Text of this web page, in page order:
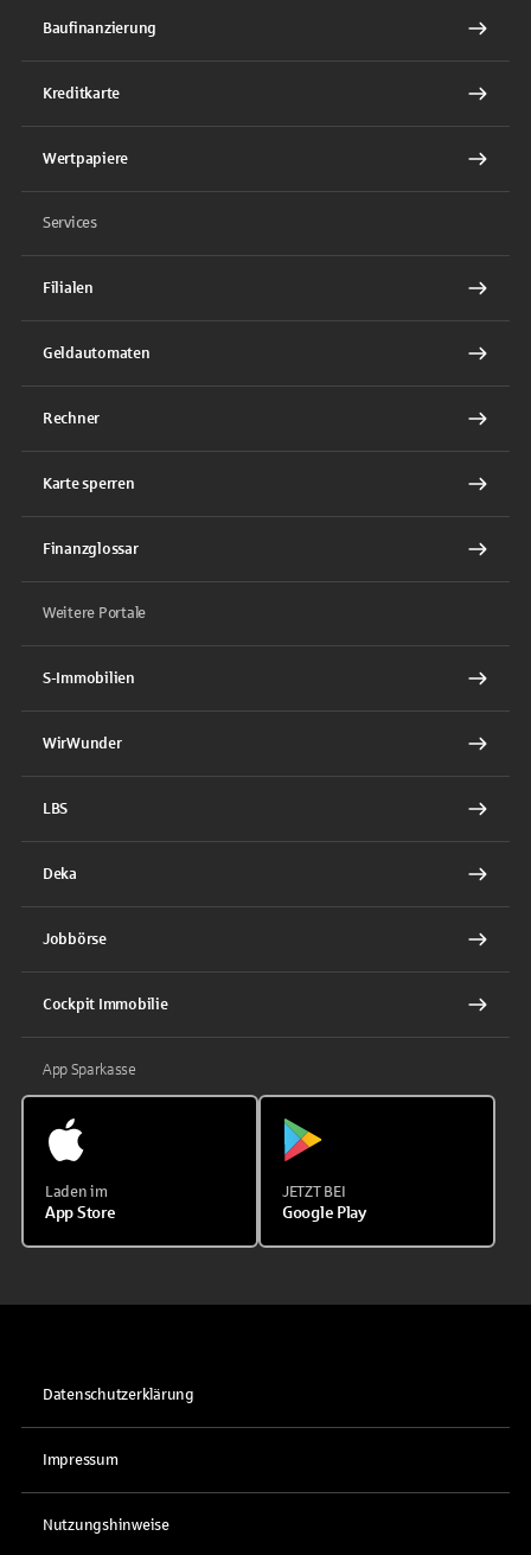
Baufinanzierung
Kreditkarte
Wertpapiere
Services
Filialen
Geldautomaten
Rechner
Karte sperren
Finanzglossar
Weitere Portale
S-Immobilien
WirWunder
LBS
Deka
Jobbörse
Cockpit Immobilie
App Sparkasse
Laden im
App Store
JETZT BEI
Google Play
Datenschutzerklärung
Impressum
Nutzungshinweise